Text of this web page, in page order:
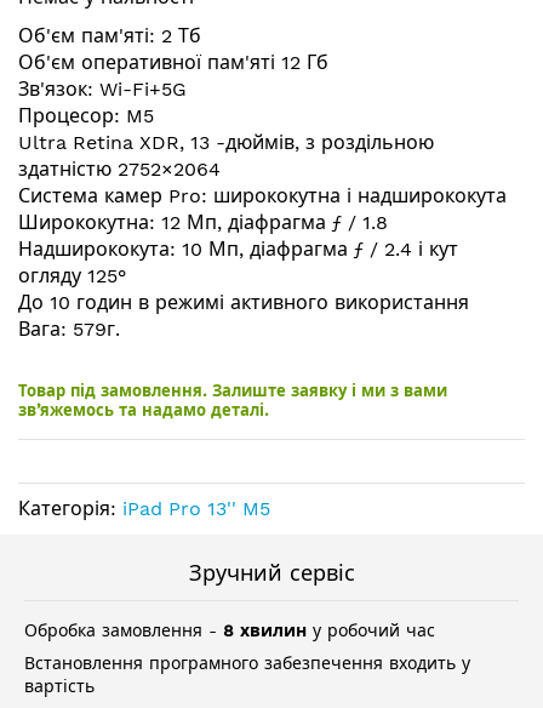
галереї
зображень
Об'єм пам'яті: 2 Тб
Об'єм оперативної пам'яті 12 Гб
Зв'язок: Wi-Fi+5G
Процесор: M5
Ultra Retina XDR, 13 -дюймів, з роздільною
здатністю 2752×2064
Система камер Pro: ширококутна і надширококута
Ширококутна: 12 Мп, діафрагма ƒ / 1.8
Надширококута: 10 Мп, діафрагма ƒ / 2.4 і кут
огляду 125°
До 10 годин в режимі активного використання
Вага: 579г.
Товар під замовлення. Залиште заявку і ми з вами
зв’яжемось та надамо деталі.
Категорія: iPad Pro 13'' M5
Зручний сервіс
Обробка замовлення - 8 хвилин у робочий час
Встановлення програмного забезпечення входить у
вартість